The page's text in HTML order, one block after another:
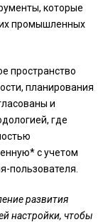
которые
промышленных
пространство
планирования
и
где
с учетом
пользователя.
развития
настройки, чтобы